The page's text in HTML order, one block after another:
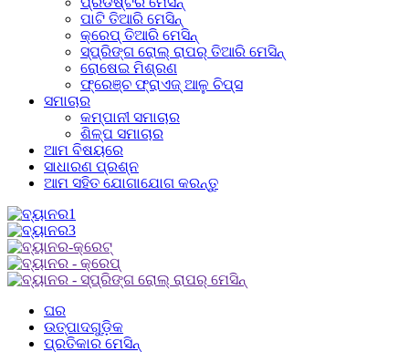
ପାଟି ତିଆରି ମେସିନ୍
କ୍ରେପ୍ ତିଆରି ମେସିନ୍
ସ୍ପ୍ରିଙ୍ଗ ରୋଲ୍ ରାପର୍ ତିଆରି ମେସିନ୍
ରୋଷେଇ ମିଶ୍ରଣ
ଫ୍ରେଞ୍ଚ ଫ୍ରାଏଜ୍ ଆଳୁ ଚିପ୍ସ
ସମାଚାର
କମ୍ପାନୀ ସମାଚାର
ଶିଳ୍ପ ସମାଚାର
ଆମ ବିଷୟରେ
ସାଧାରଣ ପ୍ରଶ୍ନ
ଆମ ସହିତ ଯୋଗାଯୋଗ କରନ୍ତୁ
ଘର
ଉତ୍ପାଦଗୁଡ଼ିକ
ପ୍ରତିକାର ମେସିନ୍